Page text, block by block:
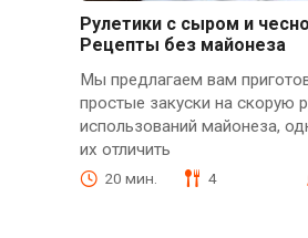
Рулетики с сыром и
Рецепты без майонеза
Мы предлагаем вам
простые закуски на скорую
использований майонеза,
их отличить
20 мин. 4